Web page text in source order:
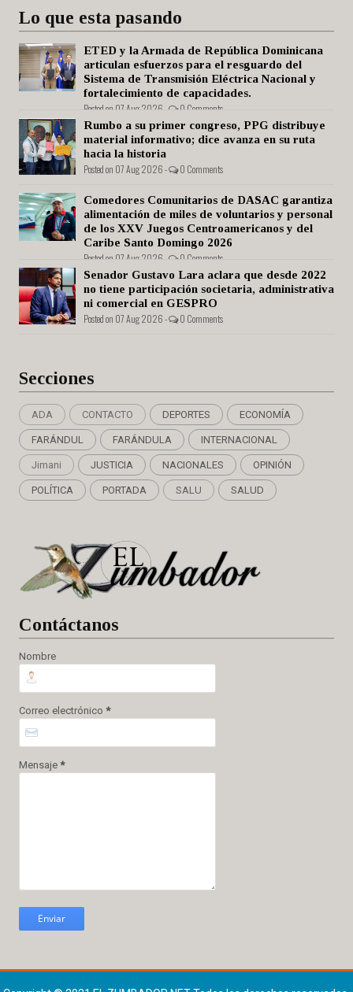
Lo que esta pasando
ETED y la Armada de República Dominicana
articulan esfuerzos para el resguardo del
Sistema de Transmisión Eléctrica Nacional y
fortalecimiento de capacidades.
Posted on 07 Aug 2026 - 0 Comments
Rumbo a su primer congreso, PPG distribuye
material informativo; dice avanza en su ruta
hacia la historia
Posted on 07 Aug 2026 - 0 Comments
Comedores Comunitarios de DASAC garantiza
alimentación de miles de voluntarios y personal
de los XXV Juegos Centroamericanos y del
Caribe Santo Domingo 2026
Posted on 07 Aug 2026 - 0 Comments
Senador Gustavo Lara aclara que desde 2022
no tiene participación societaria, administrativa
ni comercial en GESPRO
Posted on 07 Aug 2026 - 0 Comments
Secciones
ADA CONTACTO DEPORTES ECONOMÍA
FARÁNDUL FARÁNDULA INTERNACIONAL
Jimani JUSTICIA NACIONALES OPINIÓN
POLÍTICA PORTADA SALU SALUD
Contáctanos
Nombre
Correo electrónico *
Mensaje *